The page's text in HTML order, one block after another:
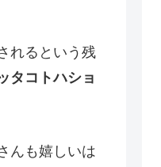
れるという残
タコトハショ
んも嬉しいは